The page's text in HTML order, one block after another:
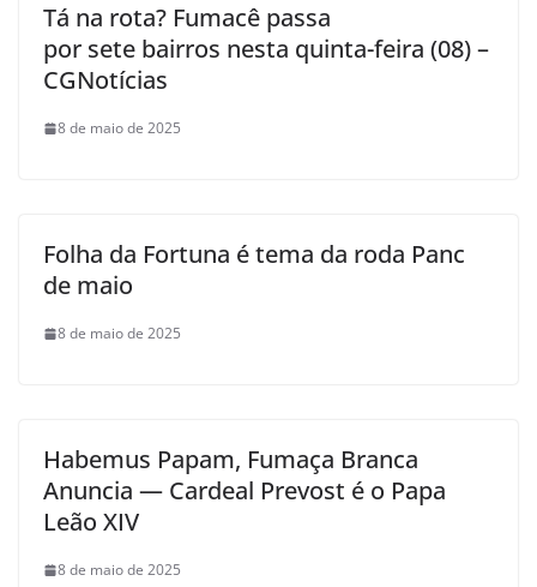
Tá na rota? Fumacê passa
por sete bairros nesta quinta-feira (08) –
CGNotícias
8 de maio de 2025
Folha da Fortuna é tema da roda Panc
de maio
8 de maio de 2025
Habemus Papam, Fumaça Branca
Anuncia — Cardeal Prevost é o Papa
Leão XIV
8 de maio de 2025